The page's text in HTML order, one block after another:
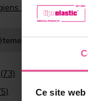
Ce site
recommandent(6)
(73)